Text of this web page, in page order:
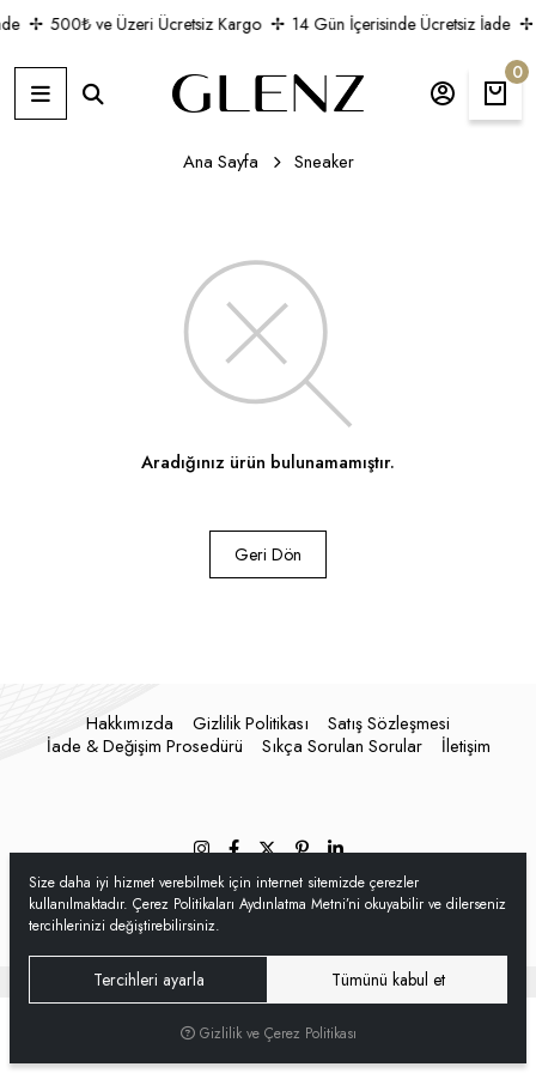
500₺ ve Üzeri Ücretsiz Kargo
14 Gün İçerisinde Ücretsiz İade
0
Ana Sayfa Sneaker
Aradığınız ürün bulunamamıştır.
Geri Dön
Hakkımızda Gizlilik Politikası
Satış Sözleşmesi
İade & Değişim Prosedürü
Sıkça Sorulan Sorular İletişim
Hipotenüs®Yeni Nesil E-Ticaret Sistemleri ile Hazırlanmıştır.
Size daha iyi hizmet verebilmek için internet sitemizde çerezler
kullanılmaktadır. Çerez Politikaları Aydınlatma Metni’ni okuyabilir ve dilerseniz
tercihlerinizi değiştirebilirsiniz.
Tercihleri ayarla Tümünü kabul et
Gizlilik ve Çerez Politikası